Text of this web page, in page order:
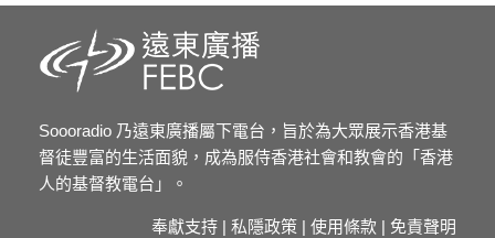
Soooradio 乃遠東廣播屬下電台，旨於為大眾展示香港基
督徒豐富的生活面貌，成為服侍香港社會和教會的「香港
人的基督教電台」。
奉獻支持 | 私隱政策 | 使用條款 | 免責聲明